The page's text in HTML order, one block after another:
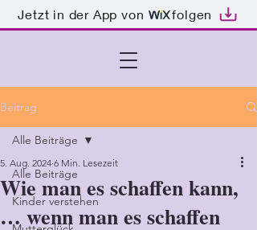
Jetzt in der App von folgen
Beitrag
Alle Beiträge
Kinder verstehen
Alle Beiträge
Wie man es schaffen kann,
… wenn man es schaffen
5. Aug. 2024 6 Min. Lesezeit